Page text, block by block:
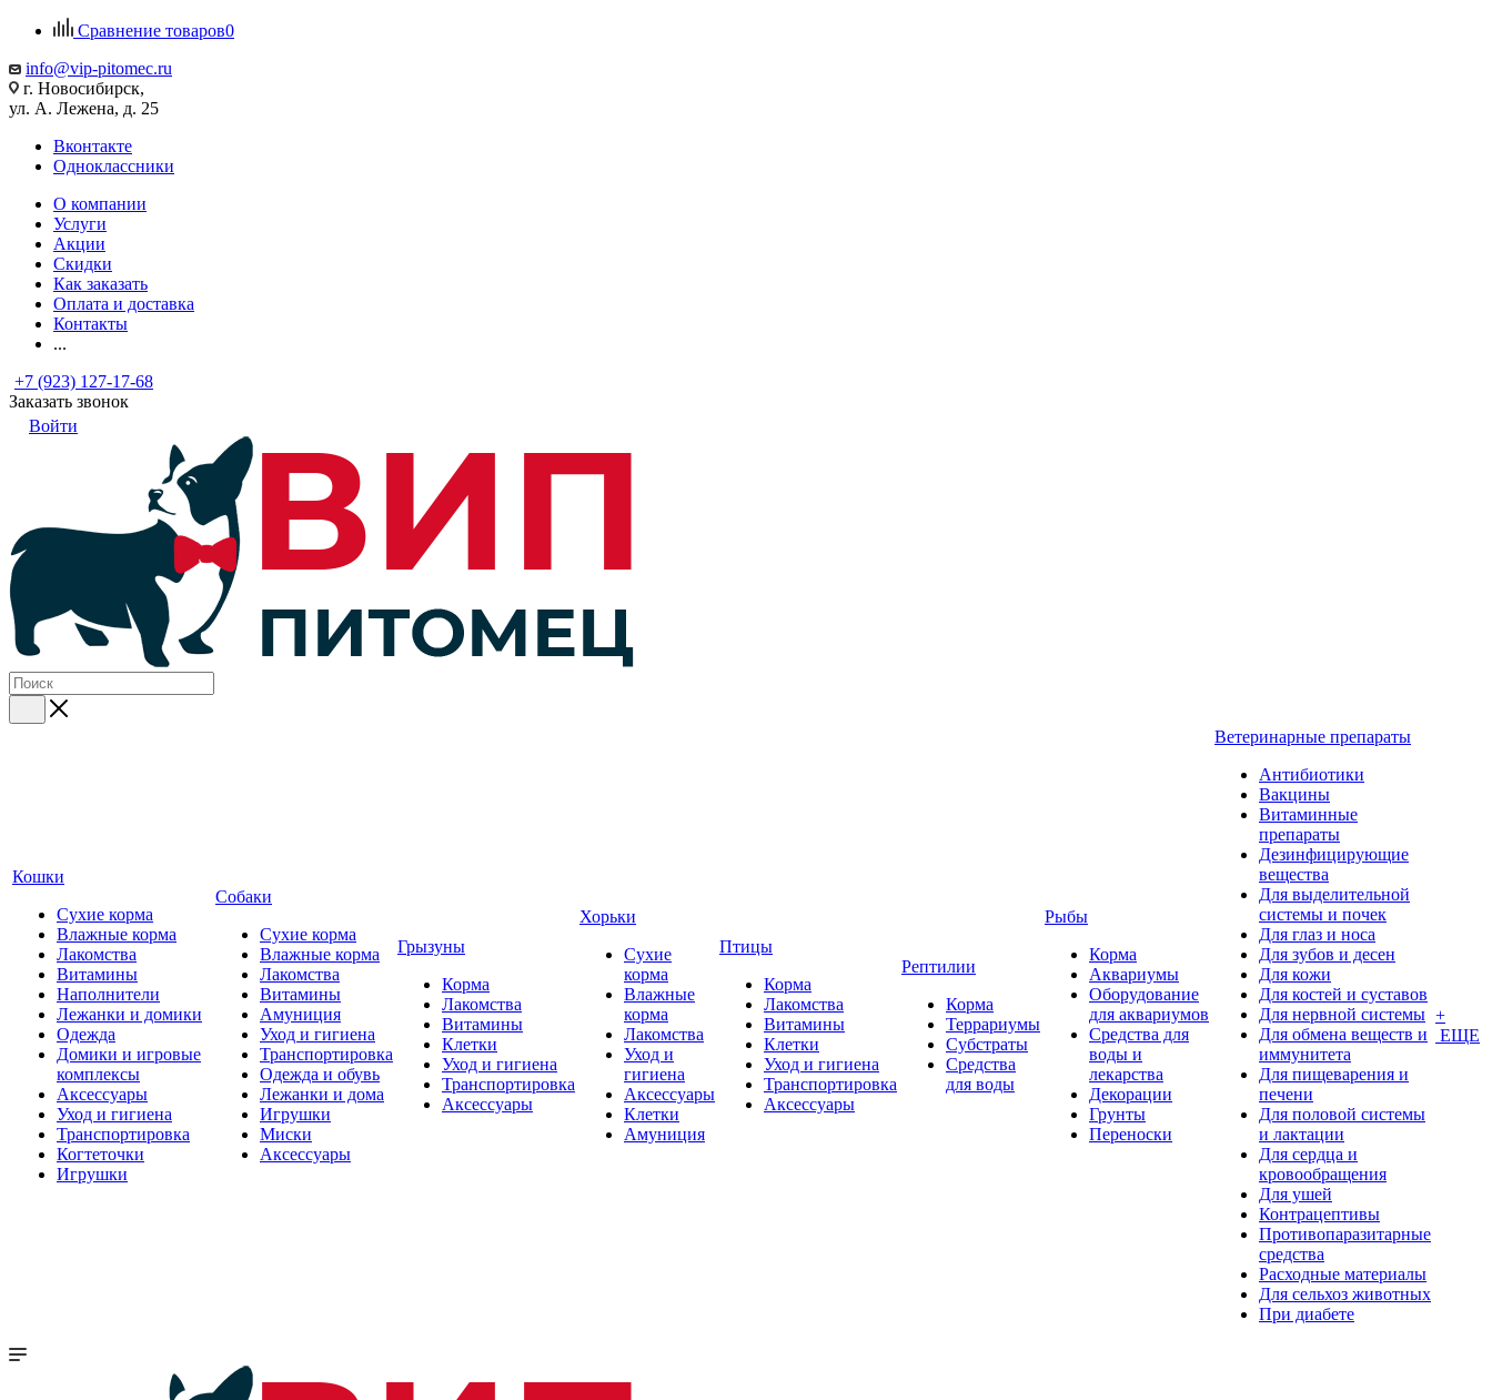
Сравнение товаров0
info@vip-pitomec.ru
г. Новосибирск,
ул. А. Лежена, д. 25
Вконтакте
Одноклассники
О компании
Услуги
Акции
Скидки
Как заказать
Оплата и доставка
Контакты
...
+7 (923) 127-17-68
Заказать звонок
Войти
Кошки
Сухие корма
Влажные корма
Лакомства
Витамины
Наполнители
Лежанки и домики
Одежда
Домики и игровые
комплексы
Аксессуары
Уход и гигиена
Транспортировка
Когтеточки
Игрушки
Собаки
Сухие корма
Влажные корма
Лакомства
Витамины
Амуниция
Уход и гигиена
Транспортировка
Одежда и обувь
Лежанки и дома
Игрушки
Миски
Аксессуары
Грызуны
Корма
Лакомства
Витамины
Клетки
Уход и гигиена
Транспортировка
Аксессуары
Хорьки
Сухие
корма
Влажные
корма
Лакомства
Уход и
гигиена
Аксессуары
Клетки
Амуниция
Птицы
Корма
Лакомства
Витамины
Клетки
Уход и гигиена
Транспортировка
Аксессуары
Рептилии
Корма
Террариумы
Субстраты
Средства
для воды
Рыбы
Корма
Аквариумы
Оборудование
для аквариумов
Средства для
воды и
лекарства
Декорации
Грунты
Переноски
Ветеринарные препараты
Антибиотики
Вакцины
Витаминные
препараты
Дезинфицирующие
вещества
Для выделительной
системы и почек
Для глаз и носа
Для зубов и десен
Для кожи
Для костей и суставов
Для нервной системы
Для обмена веществ и
иммунитета
Для пищеварения и
печени
Для половой системы
и лактации
Для сердца и
кровообращения
Для ушей
Контрацептивы
Противопаразитарные
средства
Расходные материалы
Для сельхоз животных
При диабете
+
ЕЩЕ